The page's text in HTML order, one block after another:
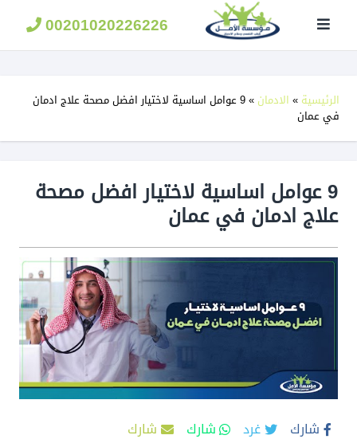
الامل
لعلاج
00201020226226
الرئيسية » الادمان » 9 عوامل اساسية لاختيار افضل مصحة علاج ادمان
في عمان
9 عوامل اساسية لاختيار افضل مصحة
علاج ادمان في عمان
شارك غرد شارك
شارك